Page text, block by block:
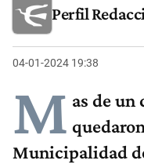
Perfil
04-01-2024 19:38
M as de un
Municipalidad